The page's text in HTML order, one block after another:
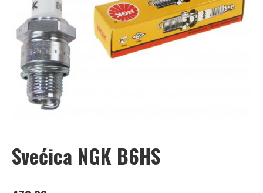
Svećica NGK B6HS